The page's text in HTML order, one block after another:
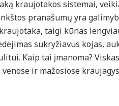
kraujotakos sistemai,
pranašumų yra
taigi kūnas
sukryžiavus kojas,
Kaip tai įmanoma?
ir mažosiose